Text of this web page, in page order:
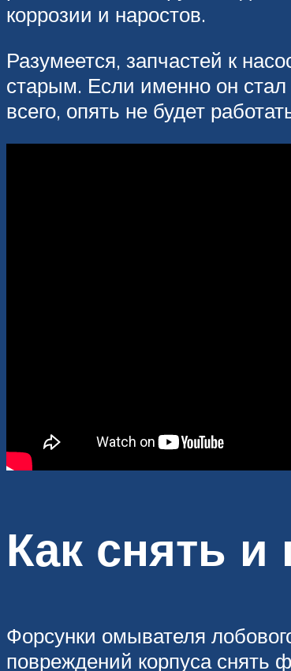
коррозии и наростов.
Разумеется, запчастей к
старым. Если именно он стал
всего, опять не будет
Как снять
Форсунки омывателя
повреждений корпуса снять